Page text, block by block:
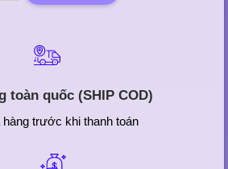
toàn quốc (SHIP COD)
hàng trước khi thanh toán